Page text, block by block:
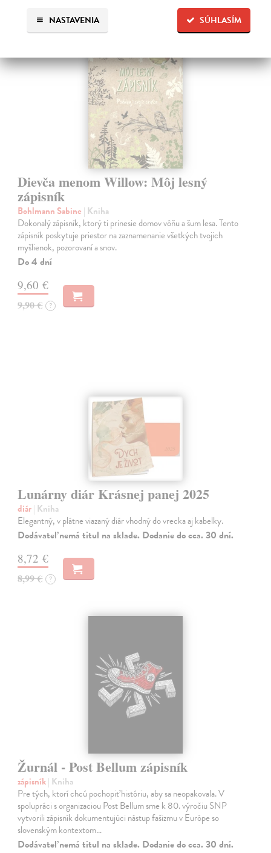
SÚHLASÍM
NASTAVENIA
Dievča menom Willow: Môj lesný
zápisník
Bohlmann Sabine | Kniha
Dokonalý zápisník, ktorý ti prinesie domov vôňu a šum lesa. Tento
zápisník poskytuje priestor na zaznamenanie všetkých tvojich
myšlienok, pozorovaní a snov.
Do 4 dní
9,60 €
9,90 € ?
Lunárny diár Krásnej panej 2025
diár| Kniha
Elegantný, v plátne viazaný diár vhodný do vrecka aj kabelky.
Dodávateľ nemá titul na sklade. Dodanie do cca. 30 dní.
8,72 €
8,99 € ?
Žurnál - Post Bellum zápisník
zápisník| Kniha
Pre tých, ktorí chcú pochopiť históriu, aby sa neopakovala. V
spolupráci s organizaciou Post Bellum sme k 80. výročiu SNP
vytvorili zápisník dokumentujúci nástup fašizmu v Európe so
slovenským kontextom…
Dodávateľ nemá titul na sklade. Dodanie do cca. 30 dní.